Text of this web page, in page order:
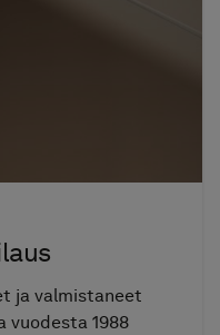
ja valmistaneet
vuodesta 1988